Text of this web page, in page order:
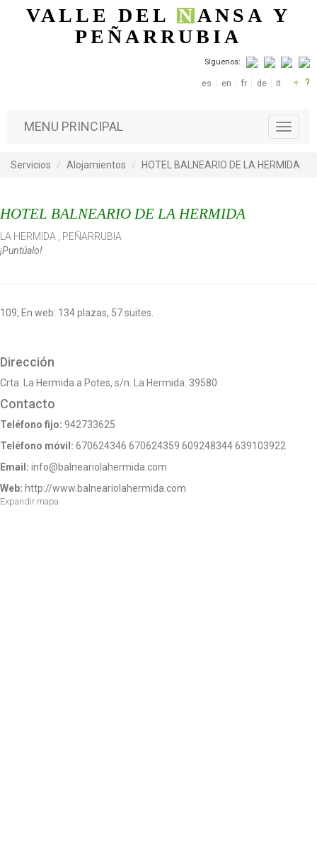
Pasar al contenido principal
VALLE DELNANSA Y
PEÑARRUBIA
Síguenos:
es en fr de it + ?
T
o
g
MENU PRINCIPAL
Servicios Alojamientos HOTEL BALNEARIO DE LA HERMIDA
HOTEL BALNEARIO DE LA HERMIDA
LA HERMIDA
PEÑARRUBIA
¡Puntúalo!
109, En web: 134 plazas, 57 suites.
Dirección
Crta. La Hermida a Potes, s/n. La Hermida. 39580
Contacto
Teléfono fijo: 942733625
Teléfono móvil: 670624346 670624359 609248344639103922
Email: info@balneariolahermida.com
Web: http://www.balneariolahermida.com
Expandir mapa